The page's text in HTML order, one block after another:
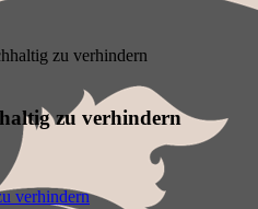
zu verhindern
zu verhindern